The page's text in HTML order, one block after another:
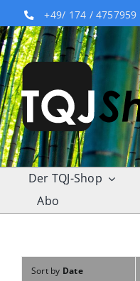
to
content
+49/ 174 / 4757959
Der TQJ-Shop
Abo
Sort by Date